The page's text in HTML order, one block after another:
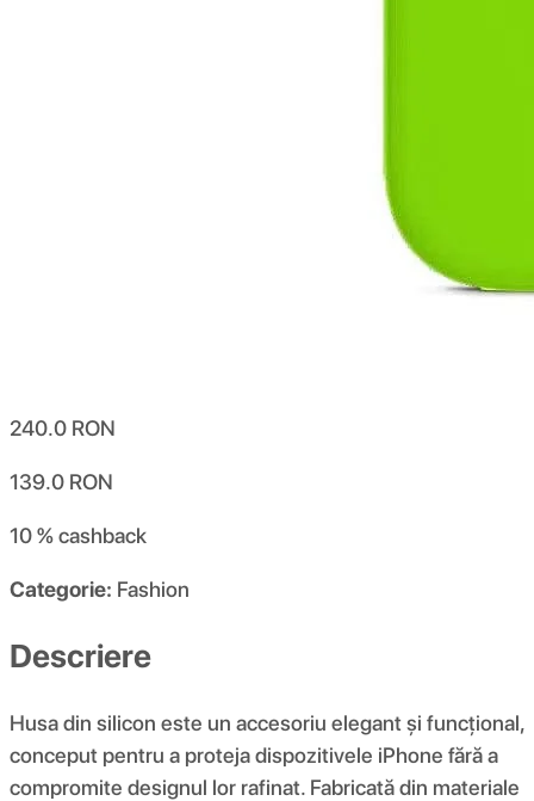
240.0 RON
139.0 RON
10 %cashback
Categorie: Fashion
Descriere
Husa din silicon este un accesoriu elegant și funcțional,
conceput pentru a proteja dispozitivele iPhone fără a
compromite designul lor rafinat. Fabricată din materiale